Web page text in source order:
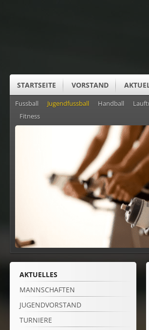
STARTSEITE VORSTAND
SUS CLUBHEIM
Fussball Jugendfussball Handball
Fitness
AKTUELLES
MANNSCHAFTEN
JUGENDVORSTAND
TURNIERE